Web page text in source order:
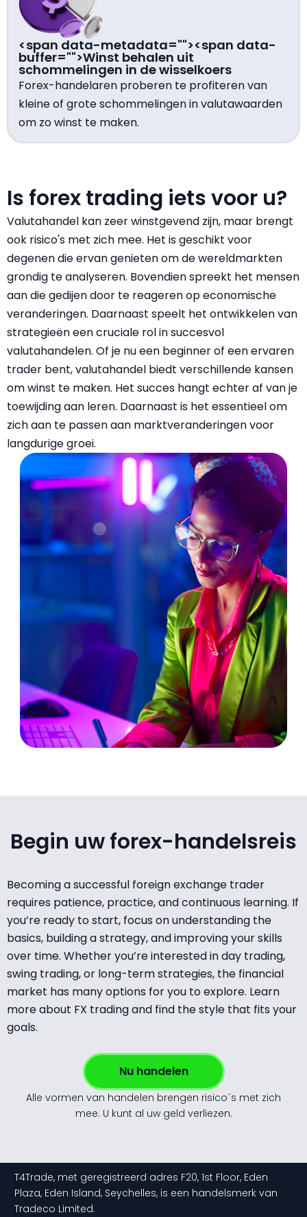
<span data-metadata=""><span data-
buffer="">Winst behalen uit
schommelingen in de wisselkoers
Forex-handelaren proberen te profiteren van
kleine of grote schommelingen in valutawaarden
om zo winst te maken.
Is forex trading iets voor u?
Valutahandel kan zeer winstgevend zijn, maar brengt
ook risico's met zich mee. Het is geschikt voor
degenen die ervan genieten om de wereldmarkten
grondig te analyseren. Bovendien spreekt het mensen
aan die gedijen door te reageren op economische
veranderingen. Daarnaast speelt het ontwikkelen van
strategieën een cruciale rol in succesvol
valutahandelen. Of je nu een beginner of een ervaren
trader bent, valutahandel biedt verschillende kansen
om winst te maken. Het succes hangt echter af van je
toewijding aan leren. Daarnaast is het essentieel om
zich aan te passen aan marktveranderingen voor
langdurige groei.
Begin uw forex-handelsreis
Becoming a successful foreign exchange trader
requires patience, practice, and continuous learning. If
you’re ready to start, focus on understanding the
basics, building a strategy, and improving your skills
over time. Whether you’re interested in day trading,
swing trading, or long-term strategies, the financial
market has many options for you to explore. Learn
more about FX trading and find the style that fits your
goals.
Nu handelen
Alle vormen van handelen brengen risico´s met zich
mee. U kunt al uw geld verliezen.
T4Trade, met geregistreerd adres F20, 1st Floor, Eden
Plaza, Eden Island, Seychelles, is een handelsmerk van
Tradeco Limited.